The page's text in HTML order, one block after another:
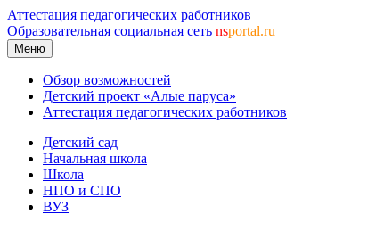
Аттестация педагогических работников
Образовательная социальная сеть nsportal.ru
Меню
Обзор возможностей
Детский проект «Алые паруса»
Аттестация педагогических работников
Детский сад
Начальная школа
Школа
НПО и СПО
ВУЗ